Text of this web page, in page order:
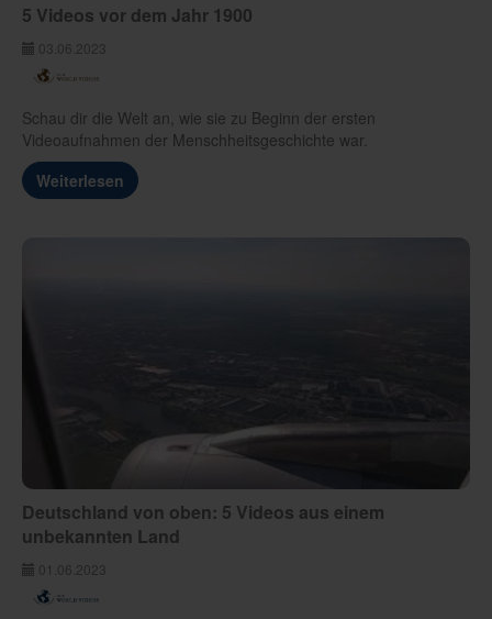
5 Videos vor dem Jahr 1900
03.06.2023
Schau dir die Welt an, wie sie zu Beginn der ersten
Videoaufnahmen der Menschheitsgeschichte war.
Weiterlesen
Deutschland von oben: 5 Videos aus einem
unbekannten Land
01.06.2023